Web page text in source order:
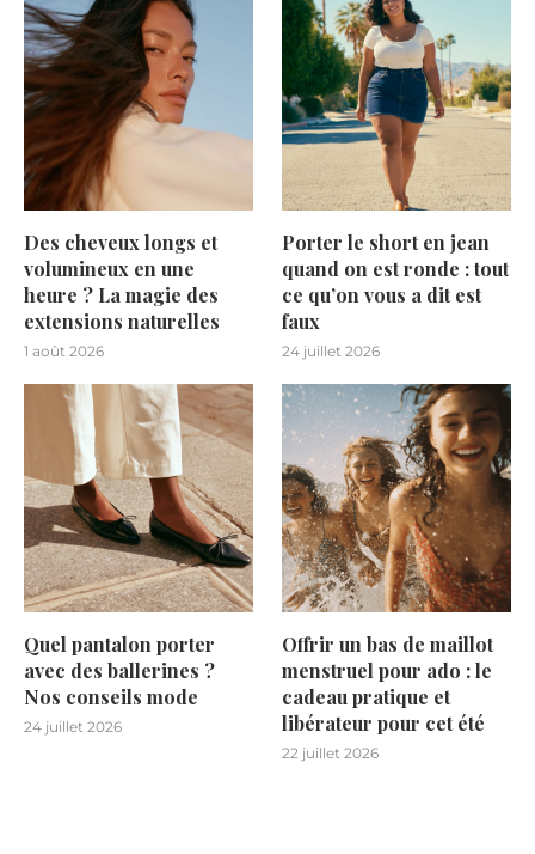
Des cheveux longs et
volumineux en une
heure ? La magie des
extensions naturelles
1 août 2026
Porter le short en jean
quand on est ronde : tout
ce qu’on vous a dit est
faux
24 juillet 2026
Quel pantalon porter
avec des ballerines ?
Nos conseils mode
24 juillet 2026
Offrir un bas de maillot
menstruel pour ado : le
cadeau pratique et
libérateur pour cet été
22 juillet 2026